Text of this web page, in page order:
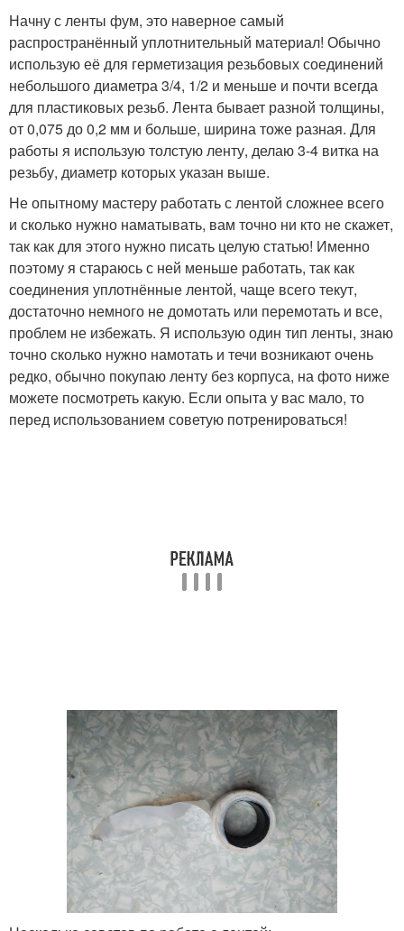
Начну с ленты фум, это наверное самый
распространённый уплотнительный материал! Обычно
использую её для герметизация резьбовых соединений
небольшого диаметра 3/4, 1/2 и меньше и почти всегда
для пластиковых резьб. Лента бывает разной толщины,
от 0,075 до 0,2 мм и больше, ширина тоже разная. Для
работы я использую толстую ленту, делаю 3-4 витка на
резьбу, диаметр которых указан выше.
Не опытному мастеру работать с лентой сложнее всего
и сколько нужно наматывать, вам точно ни кто не скажет,
так как для этого нужно писать целую статью! Именно
поэтому я стараюсь с ней меньше работать, так как
соединения уплотнённые лентой, чаще всего текут,
достаточно немного не домотать или перемотать и все,
проблем не избежать. Я использую один тип ленты, знаю
точно сколько нужно намотать и течи возникают очень
редко, обычно покупаю ленту без корпуса, на фото ниже
можете посмотреть какую. Если опыта у вас мало, то
перед использованием советую потренироваться!